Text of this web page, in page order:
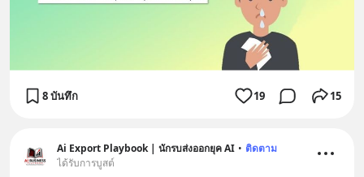
8 บันทึก 19 15
Ai Export Playbook | นักรบส่งออกยุค AI • ติดตาม
ได้รับการบูสต์